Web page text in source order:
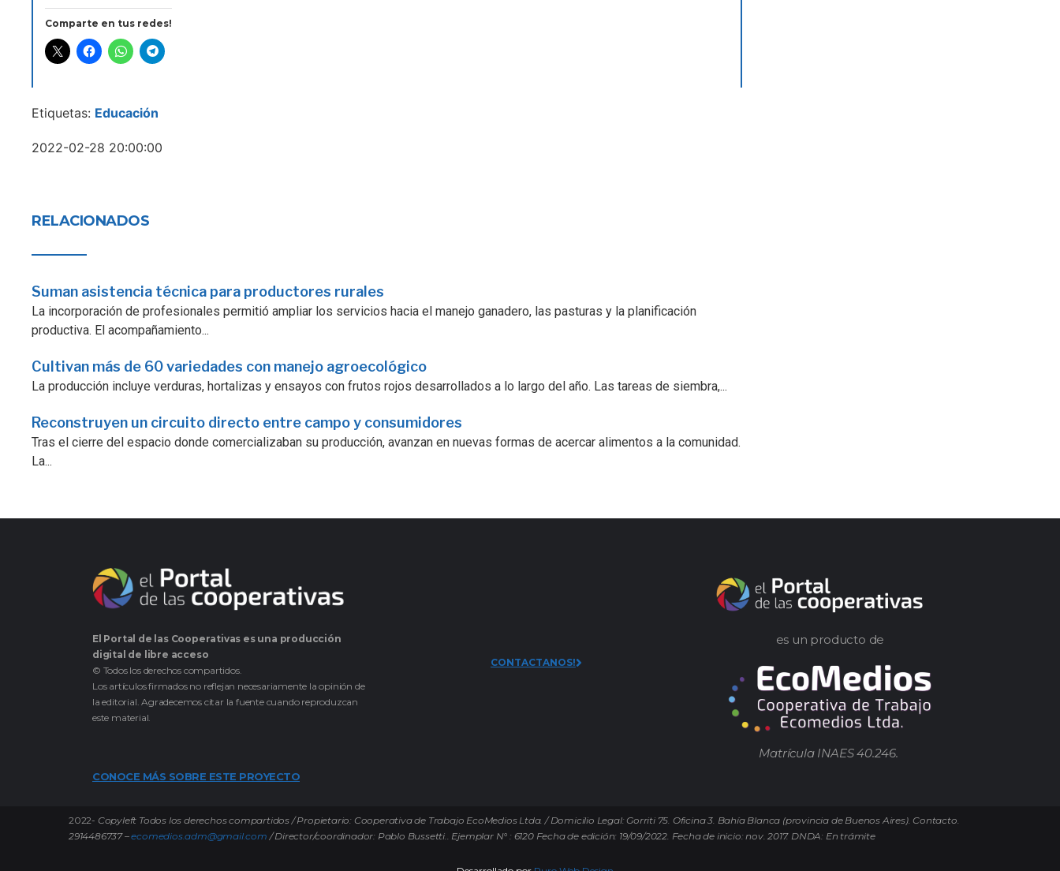
Comparte en tus redes!
Etiquetas: Educación
2022-02-28 20:00:00
RELACIONADOS
Suman asistencia técnica para productores rurales
La incorporación de profesionales permitió ampliar los servicios hacia el manejo ganadero, las pasturas y la planificación
productiva. El acompañamiento...
Cultivan más de 60 variedades con manejo agroecológico
La producción incluye verduras, hortalizas y ensayos con frutos rojos desarrollados a lo largo del año. Las tareas de siembra,...
Reconstruyen un circuito directo entre campo y consumidores
Tras el cierre del espacio donde comercializaban su producción, avanzan en nuevas formas de acercar alimentos a la comunidad.
La...
El Portal de las Cooperativas es una producción
digital de libre acceso
© Todos los derechos compartidos.
Los artículos firmados no reflejan necesariamente la opinión de
la editorial. Agradecemos citar la fuente cuando reproduzcan
este material.
CONOCE MÁS SOBRE ESTE PROYECTO
CONTACTANOS!
es un producto de
Matrícula INAES 40.246.
2022- Copyleft Todos los derechos compartidos / Propietario: Cooperativa de Trabajo EcoMedios Ltda. / Domicilio Legal: Gorriti 75. Oficina 3. Bahía Blanca (provincia de Buenos Aires). Contacto.
2914486737 –ecomedios.adm@gmail.com / Director/coordinador: Pablo Bussetti.. Ejemplar N° : 6120 Fecha de edición: 19/09/2022. Fecha de inicio: nov. 2017. DNDA: En trámite